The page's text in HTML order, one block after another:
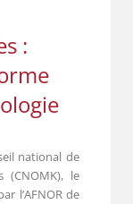
:
national de
(CNOMK), le
l’AFNOR de